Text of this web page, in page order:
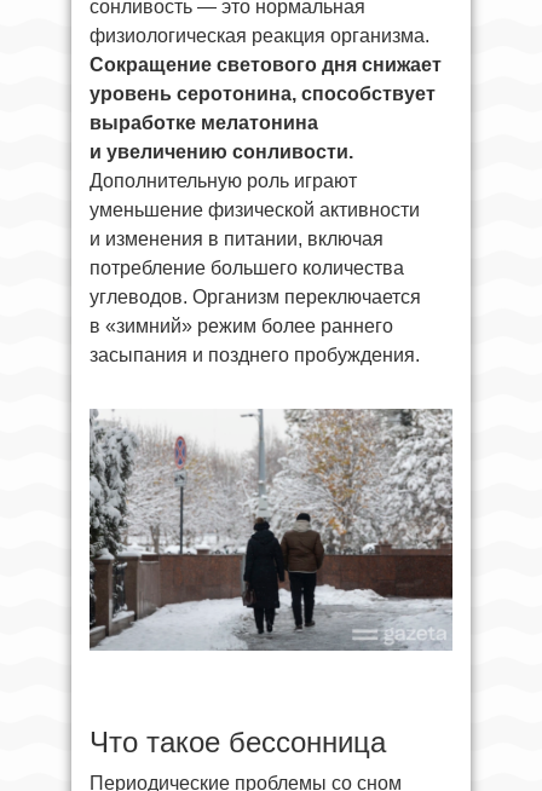
сонливость — это нормальная
физиологическая реакция организма.
Сокращение светового дня снижает
уровень серотонина, способствует
выработке мелатонина
и увеличению сонливости.
Дополнительную роль играют
уменьшение физической активности
и изменения в питании, включая
потребление большего количества
углеводов. Организм переключается
в «зимний» режим более раннего
засыпания и позднего пробуждения.
Что такое бессонница
Периодические проблемы со сном